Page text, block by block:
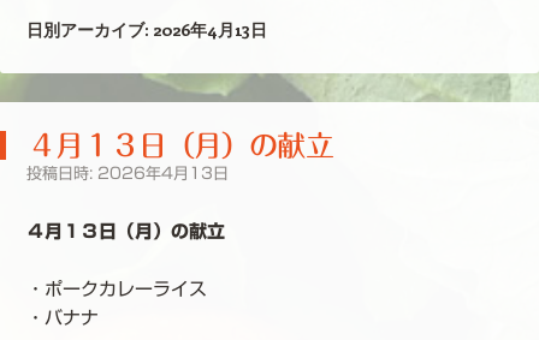
日別アーカイブ: 2026年4月13日
４月１３日（月）の献立
投稿日時: 2026年4月13日
４月１３日（月）の献立
・ポークカレーライス
・バナナ